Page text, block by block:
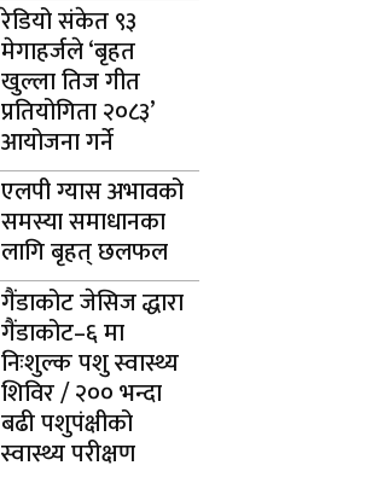
रेडियो संकेत ९३
मेगाहर्जले ‘बृहत
खुल्ला तिज गीत
प्रतियोगिता २०८३’
आयोजना गर्ने
एलपी ग्यास अभावको
समस्या समाधानका
लागि बृहत् छलफल
गैंडाकोट जेसिज द्धारा
गैंडाकोट–६ मा
निःशुल्क पशु स्वास्थ्य
शिविर / २०० भन्दा
बढी पशुपंक्षीको
स्वास्थ्य परीक्षण